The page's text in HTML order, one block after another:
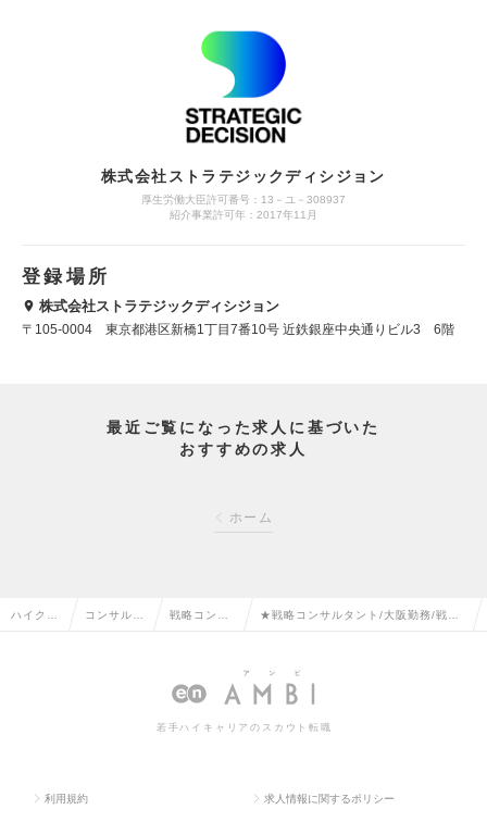
株式会社ストラテジックディシジョン
厚生労働大臣許可番号：13－ユ－308937
紹介事業許可年：2017年11月
登録場所
株式会社ストラテジックディシジョン
〒105-0004 東京都港区新橋1丁目7番10号 近鉄銀座中央通りビル3 6階
最近ご覧になった求人に基づいた
おすすめの求人
ホーム
ハイクラ コンサルタ 戦略コンサ
転職
★戦略コンサルタント/大阪勤務/戦略
人情報
若手ハイキャリアのスカウト転職
利用規約 求人情報に関するポリシー